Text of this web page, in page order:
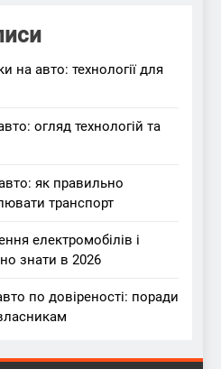
на авто: технології для
огляд технологій та
авто: як правильно
транспорт
електромобілів і
знати в 2026
по довіреності: поради